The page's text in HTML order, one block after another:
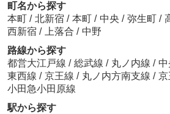
町名から探す
本町 / 北新宿 / 本町 / 中央 / 弥生町 /
西新宿 / 上落合 / 中野
路線から探す
都営大江戸線 / 総武線 / 丸ノ内線 /
東西線 / 京王線 / 丸ノ内方南支線 / 京
小田急小田原線
駅から探す